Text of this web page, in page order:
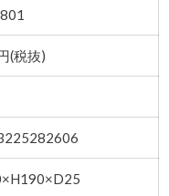
(税抜)